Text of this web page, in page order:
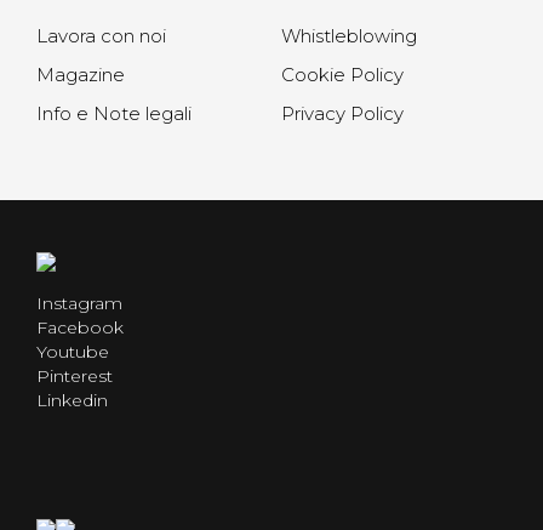
Lavora con noi
Magazine
Info e Note legali
Whistleblowing
Cookie Policy
Privacy Policy
Instagram
Facebook
Youtube
Pinterest
Linkedin